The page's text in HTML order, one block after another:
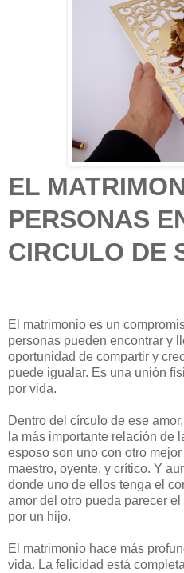
EL
PERSONAS
CIRCULO DE
El matrimonio es un
personas pueden encontrar y
oportunidad de compartir y
puede igualar. Es una unión
por vida.
Dentro del círculo de ese
la más importante relación de
esposo son uno con otro
maestro, oyente, y crítico. Y
donde uno de ellos tenga el
amor del otro pueda parecer
por un hijo.
El matrimonio hace más
vida. La felicidad está